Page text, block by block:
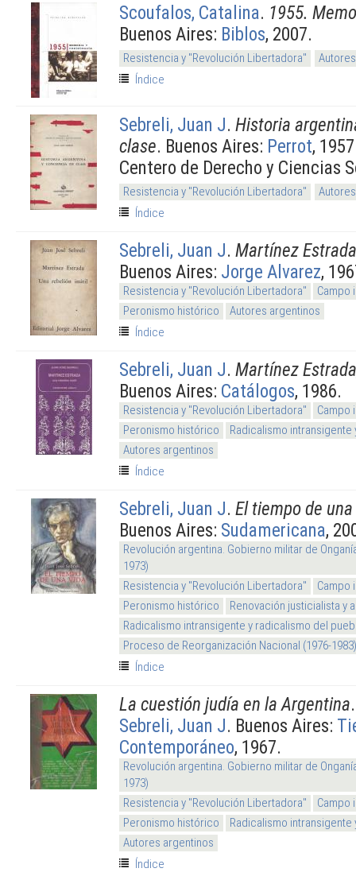
Scoufalos, Catalina. 1955.
Buenos Aires: Biblos, 2007.
Resistencia y "Revolución Libertadora"
Índice
Sebreli, Juan J. Historia
clase. Buenos Aires: Perrot,
Centero de Derecho y Ciencias
Resistencia y "Revolución Libertadora"
Índice
Sebreli, Juan J. Martínez
Buenos Aires: Jorge Alvarez,
Resistencia y "Revolución Libertadora"
Campo
Peronismo histórico
Autores argentinos
Índice
Sebreli, Juan J. Martínez
Buenos Aires: Catálogos, 1986.
Resistencia y "Revolución Libertadora"
Campo
Peronismo histórico
Radicalismo
Autores argentinos
Índice
Sebreli, Juan J. El tiempo de
Buenos Aires: Sudamericana,
Revolución argentina. Gobierno militar de
1973)
Resistencia y "Revolución Libertadora"
Campo
Peronismo histórico
Renovación justicialista y
Radicalismo intransigente y radicalismo del
Proceso de Reorganización Nacional (1976-1983)
Índice
La cuestión judía en la Argentina
Sebreli, Juan J. Buenos Aires:
Contemporáneo, 1967.
Revolución argentina. Gobierno militar de
1973)
Resistencia y "Revolución Libertadora"
Campo
Peronismo histórico
Radicalismo
Autores argentinos
Índice